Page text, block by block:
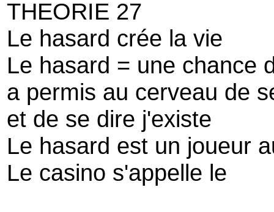
THEORIE 27
Le hasard crée la vie
Le hasard = une chance
a permis au cerveau de
et de se dire j'existe
Le hasard est un joueur
Le casino s'appelle le